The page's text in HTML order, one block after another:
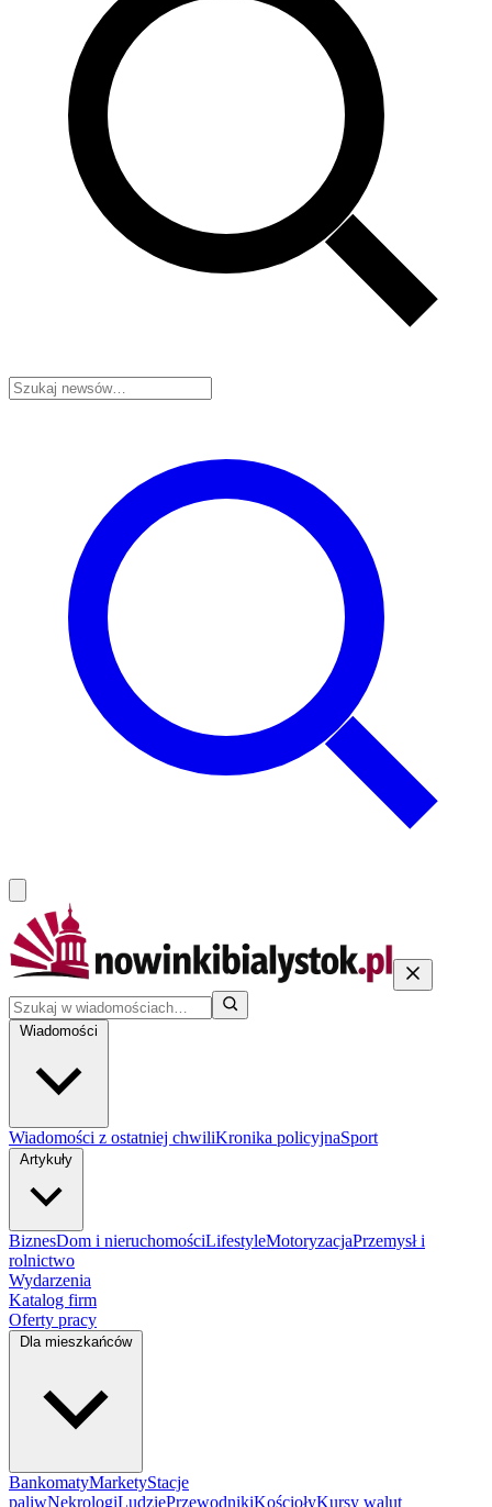
Wiadomości
Wiadomości z ostatniej chwiliKronika policyjnaSport
Artykuły
BiznesDom i nieruchomościLifestyleMotoryzacjaPrzemysł i
rolnictwo
Wydarzenia
Katalog firm
Oferty pracy
Dla mieszkańców
BankomatyMarketyStacje
paliwNekrologiLudziePrzewodnikiKościołyKursy walut